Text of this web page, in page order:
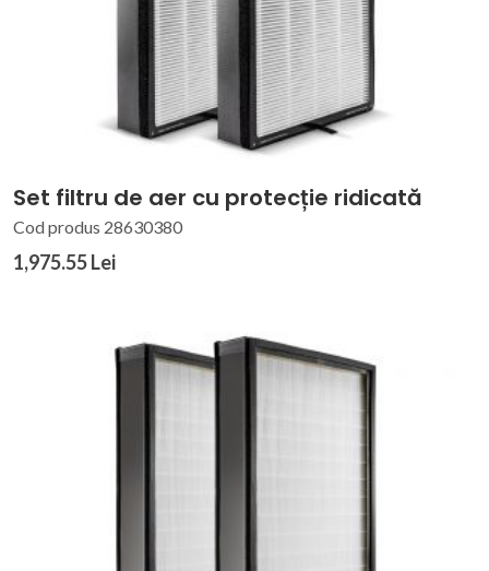
Set filtru de aer cu protecție ridicată
Cod produs 28630380
1,975.55 Lei